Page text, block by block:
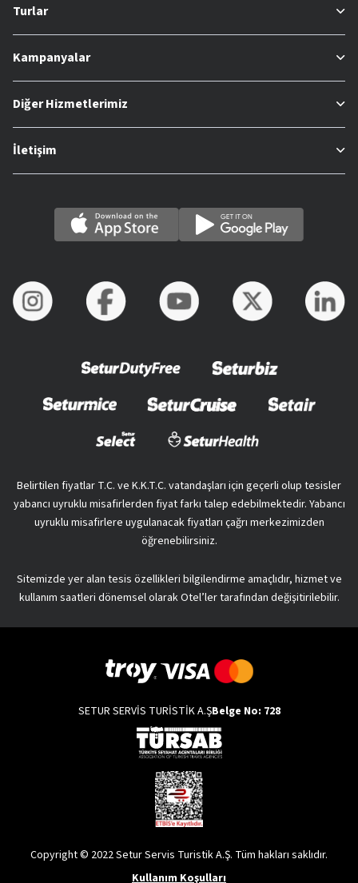
Turlar
Kampanyalar
Diğer Hizmetlerimiz
İletişim
Belirtilen fiyatlar T.C. ve K.K.T.C. vatandaşları için geçerli olup tesisler
yabancı uyruklu misafirlerden fiyat farkı talep edebilmektedir. Yabancı
uyruklu misafirlere uygulanacak fiyatları çağrı merkezimizden
öğrenebilirsiniz.
Sitemizde yer alan tesis özellikleri bilgilendirme amaçlıdır, hizmet ve
kullanım saatleri dönemsel olarak Otel’ler tarafından değişitirilebilir.
SETUR SERVİS TURİSTİK A.ŞBelge No: 728
Copyright © 2022 Setur Servis Turistik A.Ş. Tüm hakları saklıdır.
Kullanım Koşulları